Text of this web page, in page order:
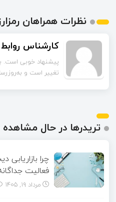
نظرات همراهان
مشکات
چند مورد از آمارهای
آیا امکان دارد نسخه
تریدرها در حال
چرا بازاریابی
فعالیت
مرداد ۱۹, ۱۴۰۵